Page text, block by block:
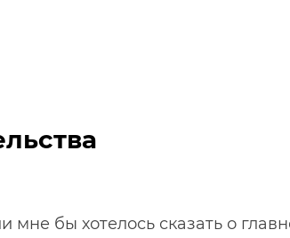
бы хотелось сказать о